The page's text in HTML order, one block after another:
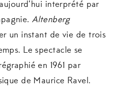
interprété par
Altenberg
un instant de vie de trois
Le spectacle se
en 1961 par
de Maurice Ravel.